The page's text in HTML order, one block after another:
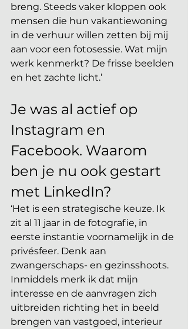
breng. Steeds vaker kloppen ook
mensen die hun vakantiewoning
in de verhuur willen zetten bij mij
aan voor een fotosessie. Wat mijn
werk kenmerkt? De frisse beelden
en het zachte licht.’
Je was al actief op
Instagram en
Facebook. Waarom
ben je nu ook gestart
met LinkedIn?
‘Het is een strategische keuze. Ik
zit al 11 jaar in de fotografie, in
eerste instantie voornamelijk in de
privésfeer. Denk aan
zwangerschaps- en gezinsshoots.
Inmiddels merk ik dat mijn
interesse en de aanvragen zich
uitbreiden richting het in beeld
brengen van vastgoed, interieur